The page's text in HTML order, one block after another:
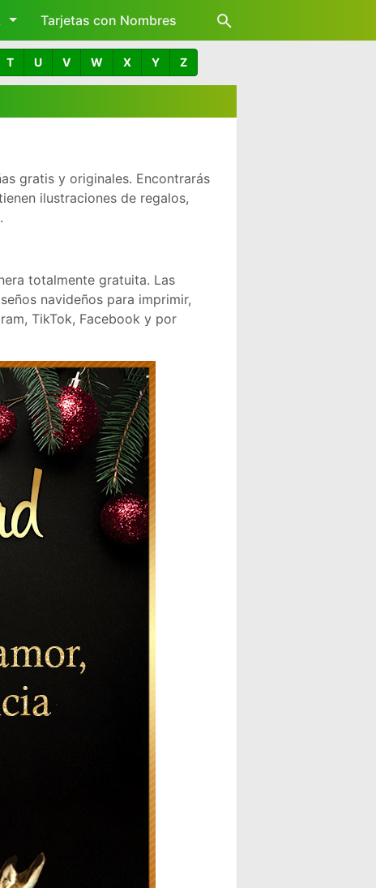
Tarjetas con Nombres
T U V W X Y Z
gratis y originales. Encontrarás
ilustraciones de regalos,
totalmente gratuita. Las
navideños para imprimir,
TikTok, Facebook y por